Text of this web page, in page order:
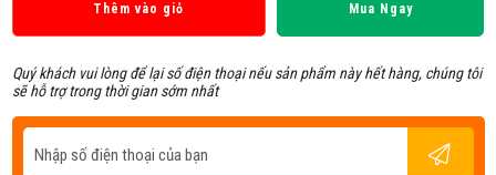
Thêm vào giỏ Mua Ngay
Quý khách vui lòng để lại số điện thoại nếu sản phẩm này hết hàng, chúng tôi
sẽ hỗ trợ trong thời gian sớm nhất